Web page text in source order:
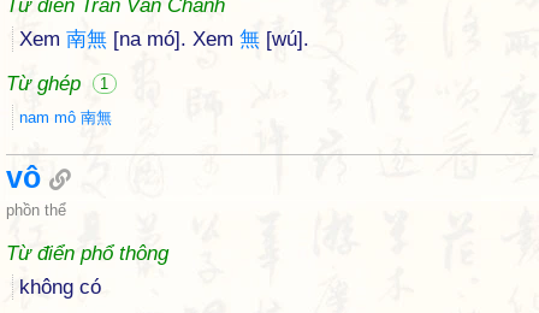
Từ điển Trần Văn Chánh
Xem 南無 [na mó]. Xem 無 [wú].
Từ ghép
1
nam mô 南無
vô
phồn thể
Từ điển phổ thông
không có